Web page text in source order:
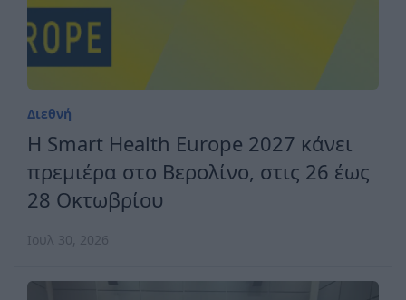
Διεθνή
H Smart Health Europe 2027 κάνει
πρεμιέρα στο Βερολίνο, στις 26 έως
28 Οκτωβρίου
Ιουλ 30, 2026